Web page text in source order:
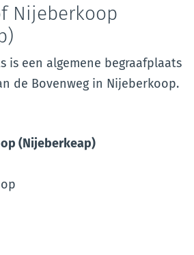
Nijeberkoop
is een algemene begraafplaats
de Bovenweg in Nijeberkoop.
(Nijeberkeap)